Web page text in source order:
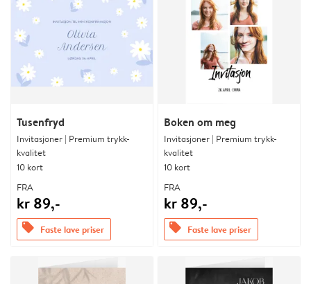
Tusenfryd
Invitasjoner | Premium trykk-
kvalitet
10 kort
FRA
kr 89,-
offers Faste lave priser
Boken om meg
Invitasjoner | Premium trykk-
kvalitet
10 kort
FRA
kr 89,-
offers Faste lave priser